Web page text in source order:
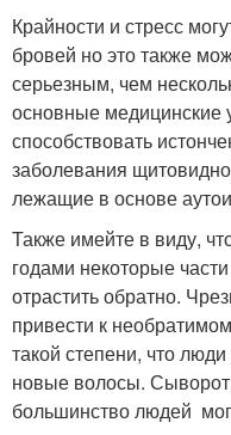
Крайности и стресс
бровей но это также
серьезным, чем
основные медицинские
способствовать
заболевания
лежащие в основе
Также имейте в виду,
годами некоторые
отрастить обратно.
привести к
такой степени, что
новые волосы.
большинство людей